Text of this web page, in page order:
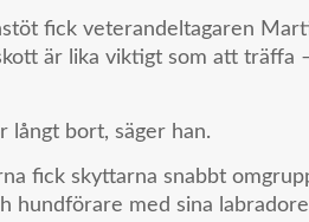
fick veterandeltagaren
är lika viktigt som att träffa
långt bort, säger han.
fick skyttarna snabbt
med sina